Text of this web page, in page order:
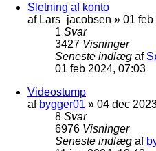
Sletning af konto
af Lars_jacobsen » 01 feb
1 Svar
3427 Visninger
Seneste indlæg af
01 feb 2024, 07:03
Videostump
af bygger01 » 04 dec
8 Svar
6976 Visninger
Seneste indlæg af